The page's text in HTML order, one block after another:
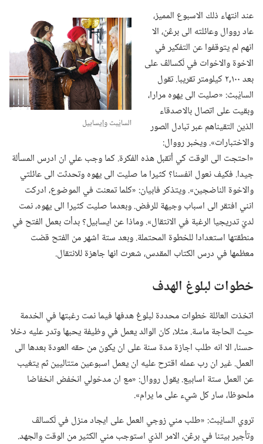
السايْبث وإيسابيل
عند انتهاء ذلك الاسبوع المميز،‏
عاد رووال وعائلته الى برڠن،‏ الا
انهم لم يتوقفوا عن التفكير في
الاخوة والاخوات في لَكسالڤ على
بعد ١٠٠‏,٢ كيلومتر تقريبا.‏ تقول
السايْبث:‏ «صليت الى يهوه مرارا،‏
وبقيت على اتصال بالاصدقاء
الذين التقيناهم عبر تبادل الصور
والاختبارات».‏ ويخبر رووال:‏
«احتجت الى الوقت كي أتقبل هذه الفكرة.‏ كما وجب علي ان ادرس المسألة
جيدا.‏ فكيف نعول انفسنا؟‏ كثيرا ما صليت الى يهوه وتحدثت الى عائلتي
والاخوة الناضجين».‏ ويتذكر فابيان:‏ «كلما تمعنت في الموضوع،‏ ادركت
انني افتقر الى اسباب وجيهة للرفض.‏ وبعدما صليت كثيرا الى يهوه،‏ نمت
لديّ تدريجيا الرغبة في الانتقال».‏ وماذا عن ايسابيل؟‏ بدأت بعمل الفتح في
منطقتها استعدادا للخطوة المحتملة.‏ وبعد ستة اشهر من الفتح قضت
معظمها في درس الكتاب المقدس،‏ شعرت انها جاهزة للانتقال.‏
خطوات لبلوغ الهدف
اتخذت العائلة خطوات محددة لبلوغ هدفها فيما نمت رغبتها في الخدمة
حيث الحاجة ماسة.‏ مثلا،‏ كان الوالد يعمل في وظيفة يحبها وتدر عليه دخلا
حسنا،‏ الا انه طلب اجازة مدة سنة على ان يكون من حقه العودة بعدها الى
العمل.‏ غير ان رب عمله اقترح عليه ان يعمل اسبوعين متتاليين ثم يتغيب
عن العمل ستة اسابيع.‏ يقول رووال:‏ «مع ان مدخولي انخفض انخفاضا
ملحوظا،‏ سار كل شيء على ما يرام».‏
تروي السايْبث:‏ «طلب مني زوجي العمل على ايجاد منزل في لَكسالڤ
وتأجير بيتنا في برڠن،‏ الامر الذي استوجب مني الكثير من الوقت والجهد.‏